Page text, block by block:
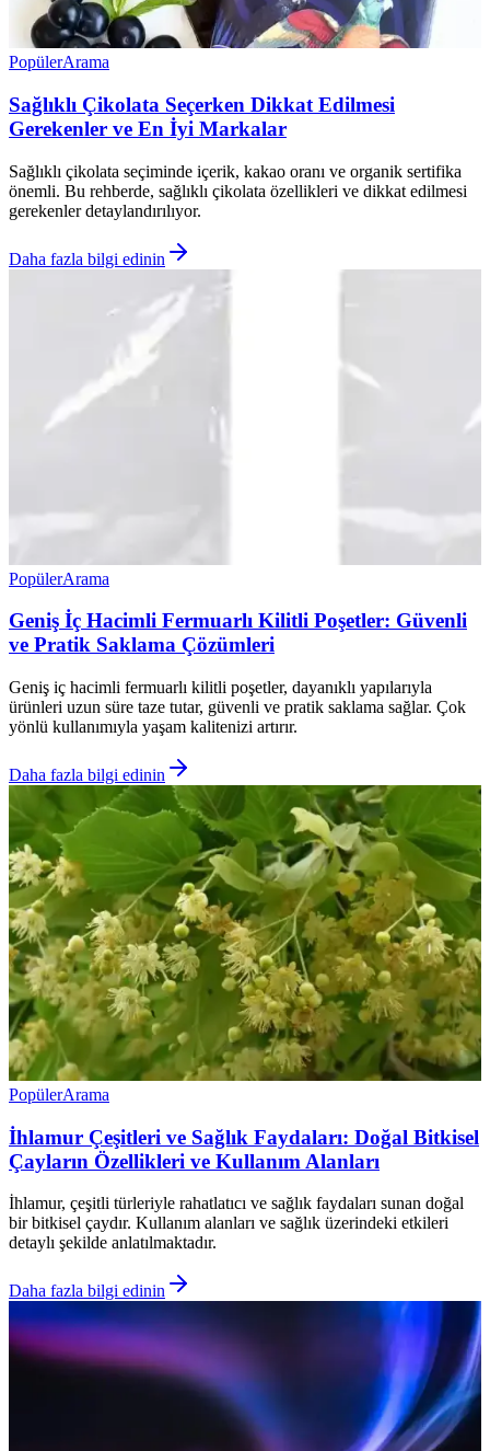
PopülerArama
Sağlıklı Çikolata Seçerken Dikkat Edilmesi
Gerekenler ve En İyi Markalar
Sağlıklı çikolata seçiminde içerik, kakao oranı ve organik sertifika
önemli. Bu rehberde, sağlıklı çikolata özellikleri ve dikkat edilmesi
gerekenler detaylandırılıyor.
Daha fazla bilgi edinin
PopülerArama
Geniş İç Hacimli Fermuarlı Kilitli Poşetler: Güvenli
ve Pratik Saklama Çözümleri
Geniş iç hacimli fermuarlı kilitli poşetler, dayanıklı yapılarıyla
ürünleri uzun süre taze tutar, güvenli ve pratik saklama sağlar. Çok
yönlü kullanımıyla yaşam kalitenizi artırır.
Daha fazla bilgi edinin
PopülerArama
İhlamur Çeşitleri ve Sağlık Faydaları: Doğal Bitkisel
Çayların Özellikleri ve Kullanım Alanları
İhlamur, çeşitli türleriyle rahatlatıcı ve sağlık faydaları sunan doğal
bir bitkisel çaydır. Kullanım alanları ve sağlık üzerindeki etkileri
detaylı şekilde anlatılmaktadır.
Daha fazla bilgi edinin